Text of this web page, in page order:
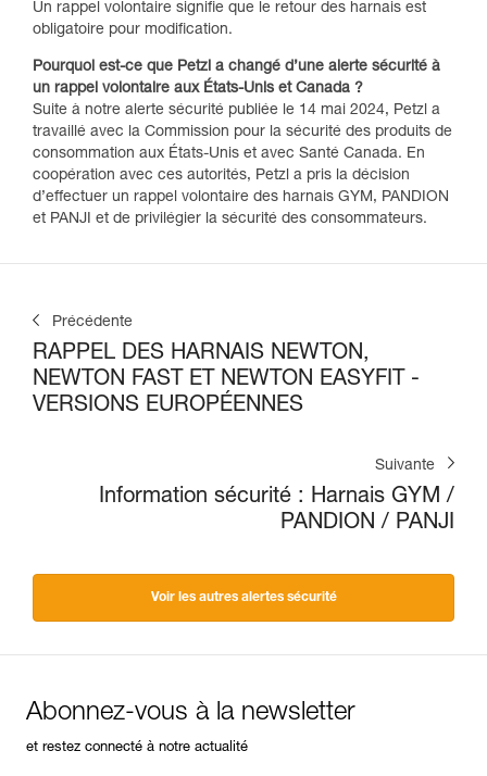
Un rappel volontaire signifie que le retour des harnais est
obligatoire pour modification.
Pourquoi est-ce que Petzl a changé d’une alerte sécurité à
un rappel volontaire aux États-Unis et Canada ?​
Suite à notre alerte sécurité publiée le 14 mai 2024, Petzl a
travaillé avec la Commission pour la sécurité des produits de
consommation aux États-Unis et avec Santé Canada. En
coopération avec ces autorités, Petzl a pris la décision
d’effectuer un rappel volontaire des harnais GYM, PANDION
et PANJI et de privilégier la sécurité des consommateurs.
Précédente
RAPPEL DES HARNAIS NEWTON,
NEWTON FAST ET NEWTON EASYFIT -
VERSIONS EUROPÉENNES
Suivante
Information sécurité : Harnais GYM /
PANDION / PANJI
Voir les autres alertes sécurité
Abonnez-vous à la newsletter
et restez connecté à notre actualité